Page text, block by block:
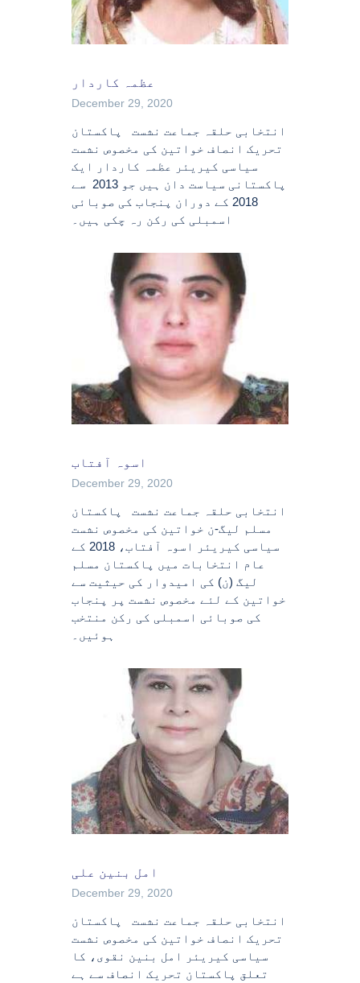
عظمہ کاردار
December 29, 2020
انتخابی حلقہ جماعت نشست پاکستان
تحریک انصاف خواتین کی مخصوص نشست
سیاسی کیریئر عظمہ کاردار ایک
پاکستانی سیاست دان ہیں جو 2013 سے
2018 کے دوران پنجاب کی صوبائی
اسمبلی کی رکن رہ چکی ہیں۔
اسوہ آفتاب
December 29, 2020
انتخابی حلقہ جماعت نشست پاکستان
مسلم لیگ-ن خواتین کی مخصوص نشست
سیاسی کیریئر اسوہ آفتاب، 2018 کے
عام انتخابات میں پاکستان مسلم
لیگ (ن) کی امیدوار کی حیثیت سے
خواتین کے لئے مخصوص نشست پر پنجاب
کی صوبائی اسمبلی کی رکن منتخب
ہوئیں۔
امل بنین علی
December 29, 2020
انتخابی حلقہ جماعت نشست پاکستان
تحریک انصاف خواتین کی مخصوص نشست
سیاسی کیریئر امل بنین نقوی، کا
تعلق پاکستان تحریک انصاف سے ہے